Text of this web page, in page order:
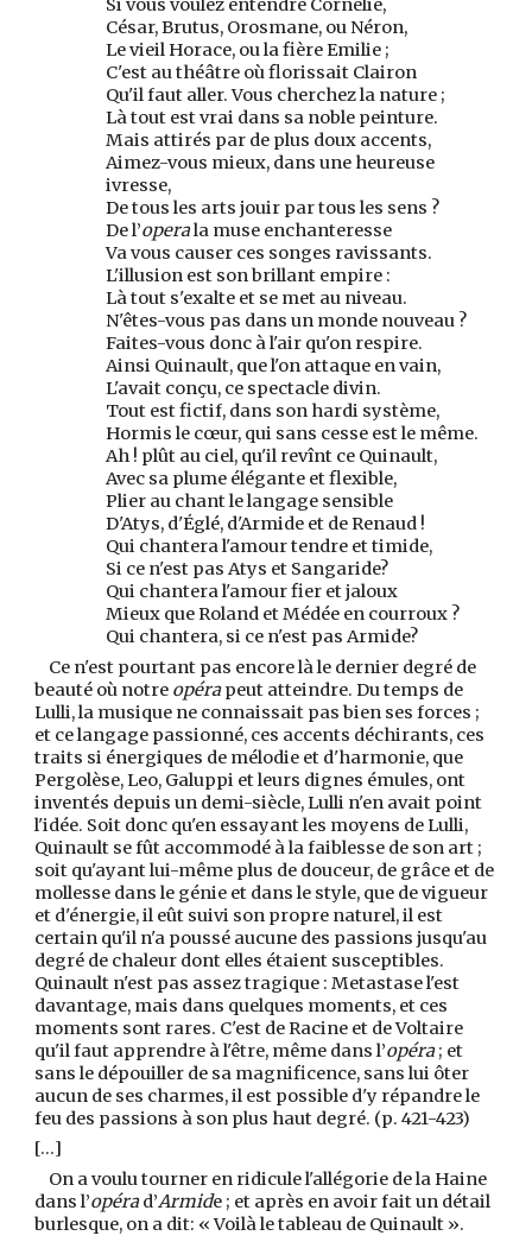
Si vous voulez entendre Cornélie,
César, Brutus, Orosmane, ou Néron,
Le vieil Horace, ou la fière Emilie ;
C'est au théâtre où florissait Clairon
Qu'il faut aller. Vous cherchez la nature ;
Là tout est vrai dans sa noble peinture.
Mais attirés par de plus doux accents,
Aimez-vous mieux, dans une heureuse
ivresse,
De tous les arts jouir par tous les sens ?
De l’operala muse enchanteresse
Va vous causer ces songes ravissants.
L'illusion est son brillant empire :
Là tout s'exalte et se met au niveau.
N'êtes-vous pas dans un monde nouveau ?
Faites-vous donc à l'air qu'on respire.
Ainsi Quinault, que l'on attaque en vain,
L'avait conçu, ce spectacle divin.
Tout est fictif, dans son hardi système,
Hormis le cœur, qui sans cesse est le même.
Ah ! plût au ciel, qu'il revînt ce Quinault,
Avec sa plume élégante et flexible,
Plier au chant le langage sensible
D'Atys, d'Églé, d'Armide et de Renaud !
Qui chantera l'amour tendre et timide,
Si ce n'est pas Atys et Sangaride?
Qui chantera l'amour fier et jaloux
Mieux que Roland et Médée en courroux ?
Qui chantera, si ce n'est pas Armide?
Ce n'est pourtant pas encore là le dernier degré de
beauté où notre opérapeut atteindre. Du temps de
Lulli, la musique ne connaissait pas bien ses forces ;
et ce langage passionné, ces accents déchirants, ces
traits si énergiques de mélodie et d'harmonie, que
Pergolèse, Leo, Galuppi et leurs dignes émules, ont
inventés depuis un demi-siècle, Lulli n'en avait point
l'idée. Soit donc qu'en essayant les moyens de Lulli,
Quinault se fût accommodé à la faiblesse de son art ;
soit qu'ayant lui-même plus de douceur, de grâce et de
mollesse dans le génie et dans le style, que de vigueur
et d'énergie, il eût suivi son propre naturel, il est
certain qu'il n'a poussé aucune des passions jusqu'au
degré de chaleur dont elles étaient susceptibles.
Quinault n'est pas assez tragique : Metastase l'est
davantage, mais dans quelques moments, et ces
moments sont rares. C'est de Racine et de Voltaire
qu'il faut apprendre à l'être, même dans l’opéra; et
sans le dépouiller de sa magnificence, sans lui ôter
aucun de ses charmes, il est possible d'y répandre le
feu des passions à son plus haut degré. (p. 421-423)
[...]
On a voulu tourner en ridicule l'allégorie de la Haine
dans l’opérad’Armide ; et après en avoir fait un détail
burlesque, on a dit: « Voilà le tableau de Quinault ».